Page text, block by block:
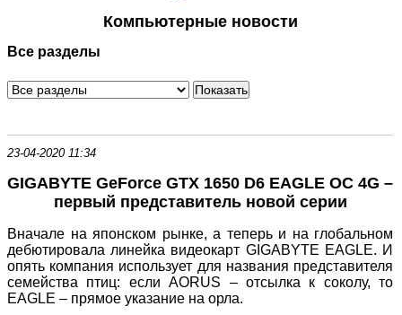
Периферия
Программное обеспечение
Компьютерные новости
Все разделы
23-04-2020 11:34
GIGABYTE GeForce GTX 1650 D6 EAGLE OC 4G –
первый представитель новой серии
Вначале на японском рынке, а теперь и на глобальном
дебютировала линейка видеокарт GIGABYTE EAGLE. И
опять компания использует для названия представителя
семейства птиц: если AORUS – отсылка к соколу, то
EAGLE – прямое указание на орла.